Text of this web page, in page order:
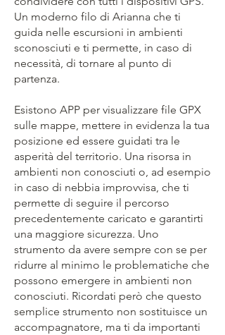
Un moderno filo di Arianna che ti
guida nelle escursioni in ambienti
sconosciuti e ti permette, in caso di
necessità, di tornare al punto di
partenza.
Esistono APP per visualizzare file GPX
sulle mappe, mettere in evidenza la tua
posizione ed essere guidati tra le
asperità del territorio. Una risorsa in
ambienti non conosciuti o, ad esempio
in caso di nebbia improvvisa, che ti
permette di seguire il percorso
precedentemente caricato e garantirti
una maggiore sicurezza. Uno
strumento da avere sempre con se per
ridurre al minimo le problematiche che
possono emergere in ambienti non
conosciuti. Ricordati però che questo
semplice strumento non sostituisce un
accompagnatore, ma ti da importanti